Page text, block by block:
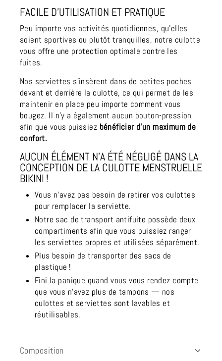
FACILE D’UTILISATION ET PRATIQUE
Peu importe vos activités quotidiennes, qu’elles
soient sportives ou plutôt tranquilles, notre culotte
vous offre une protection optimale contre les
fuites.
Nos serviettes s’insèrent dans de petites poches
devant et derrière la culotte, ce qui permet de les
maintenir en place peu importe comment vous
bougez. Il n’y a également aucun bouton-pression
afin que vous puissiez bénéficier d’un maximum de
confort.
AUCUN ÉLÉMENT N’A ÉTÉ NÉGLIGÉ DANS LA
CONCEPTION DE LA CULOTTE MENSTRUELLE
BIKINI !
Vous n’avez pas besoin de retirer vos culottes
pour remplacer la serviette.
Notre sac de transport antifuite possède deux
compartiments afin que vous puissiez ranger
les serviettes propres et utilisées séparément.
Plus besoin de transporter des sacs de
plastique !
Fini la panique quand vous vous rendez compte
que vous n’avez plus de tampons — nos
culottes et serviettes sont lavables et
réutilisables.
Composition